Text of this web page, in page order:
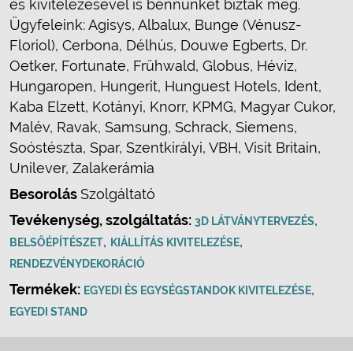
és kivitelezésével is bennünket bíztak meg.
Ügyfeleink: Agisys, Albalux, Bunge (Vénusz-
Floriol), Cerbona, Délhús, Douwe Egberts, Dr.
Oetker, Fortunate, Frühwald, Globus, Hévíz,
Hungaropen, Hungerit, Hunguest Hotels, Ident,
Kaba Elzett, Kotányi, Knorr, KPMG, Magyar Cukor,
Malév, Ravak, Samsung, Schrack, Siemens,
Soóstészta, Spar, Szentkirályi, VBH, Visit Britain,
Unilever, Zalakerámia
BesorolásSzolgáltató
Tevékenység, szolgáltatás: 3D LÁTVÁNYTERVEZÉS,
BELSŐÉPÍTÉSZET, KIÁLLÍTÁS KIVITELEZÉSE,
RENDEZVÉNYDEKORÁCIÓ
Termékek: EGYEDI ÉS EGYSÉGSTANDOK KIVITELEZÉSE,
EGYEDI STAND